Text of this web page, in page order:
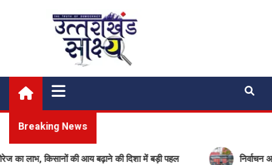
Uttarakhand Shakshya
My News Portal
Breaking News
किसानों की आय बढ़ाने की दिशा में बड़ी पहल निर्वाचन आयोग